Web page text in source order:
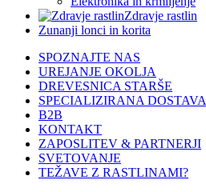
Zdravje rastlin
Zunanji lonci in korita
SPOZNAJTE NAS
UREJANJE OKOLJA
DREVESNICA STARŠE
SPECIALIZIRANA DOSTAVA
B2B
KONTAKT
ZAPOSLITEV & PARTNERJI
SVETOVANJE
TEŽAVE Z RASTLINAMI?